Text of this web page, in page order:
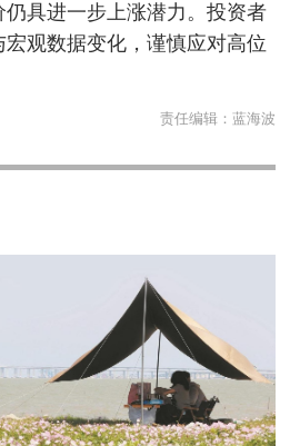
具进一步上涨潜力。投资者
观数据变化，谨慎应对高位
责任编辑： 蓝海波